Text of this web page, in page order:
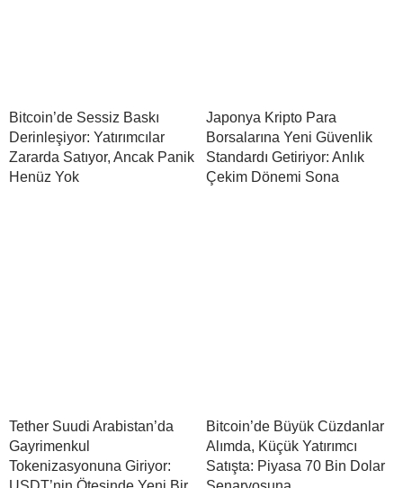
Bitcoin’de Sessiz Baskı
Derinleşiyor: Yatırımcılar
Zararda Satıyor, Ancak Panik
Henüz Yok
Japonya Kripto Para
Borsalarına Yeni Güvenlik
Standardı Getiriyor: Anlık
Çekim Dönemi Sona
Tether Suudi Arabistan’da
Gayrimenkul
Tokenizasyonuna Giriyor:
Bitcoin’de Büyük Cüzdanlar
Alımda, Küçük Yatırımcı
Satışta: Piyasa 70 Bin Dolar